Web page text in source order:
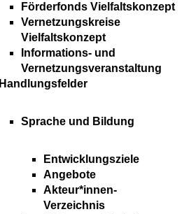
Förderfonds Vielfaltskonzept
Vernetzungskreise
Vielfaltskonzept
Informations- und
Vernetzungsveranstaltung
Handlungsfelder
Sprache und Bildung
Entwicklungsziele
Angebote
Akteur*innen-
Verzeichnis